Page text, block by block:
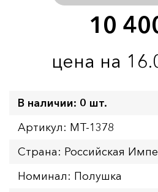
10
цена на
В наличии: 0 шт.
Артикул: MT-1378
Страна: Российская
Номинал: Полушка